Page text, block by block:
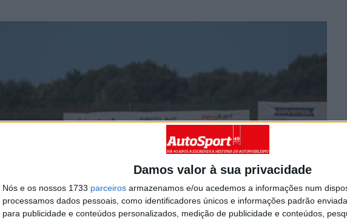
Damos valor à sua privacidade
Nós e os nossos 1733 parceiros armazenamos e/ou acedemos a informações num
processamos dados pessoais, como identificadores únicos e informações padrão
para publicidade e conteúdos personalizados, medição de publicidade e conteúdos,